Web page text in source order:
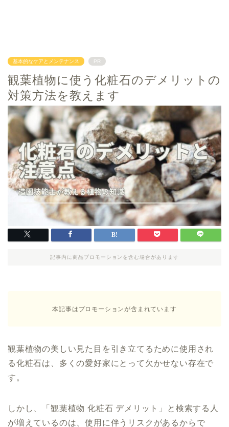
基本的なケアとメンテナンス PR
観葉植物に使う化粧石のデメリットの
対策方法を教えます
記事内に商品プロモーションを含む場合があります
本記事はプロモーションが含まれています
観葉植物の美しい見た目を引き立てるために使用され
る化粧石は、多くの愛好家にとって欠かせない存在で
す。
しかし、「観葉植物 化粧石 デメリット」と検索する人
が増えているのは、使用に伴うリスクがあるからで